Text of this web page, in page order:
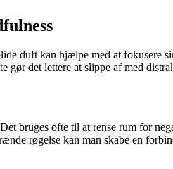
duft kan hjælpe med at fokusere
gør det lettere at slippe af med
bruges ofte til at rense rum for
røgelse kan man skabe en